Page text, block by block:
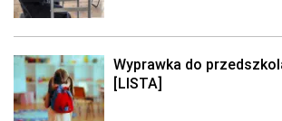
Wyprawka do
[LISTA]